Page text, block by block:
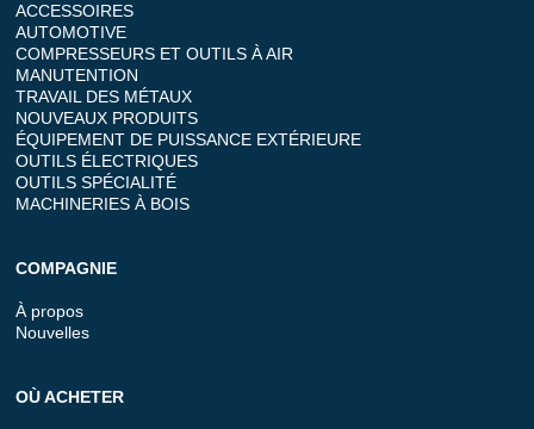
ACCESSOIRES
AUTOMOTIVE
COMPRESSEURS ET OUTILS À AIR
MANUTENTION
TRAVAIL DES MÉTAUX
NOUVEAUX PRODUITS
ÉQUIPEMENT DE PUISSANCE EXTÉRIEURE
OUTILS ÉLECTRIQUES
OUTILS SPÉCIALITÉ
MACHINERIES À BOIS
COMPAGNIE
À propos
Nouvelles
OÙ ACHETER